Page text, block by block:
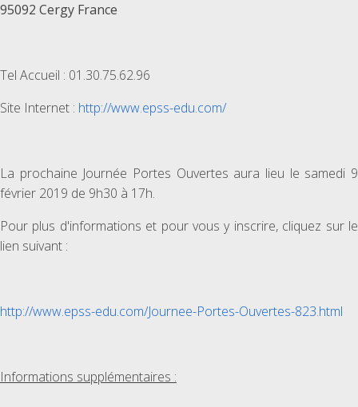
95092 Cergy France
Tel Accueil : 01.30.75.62.96
Site Internet : http://www.epss-edu.com/
La prochaine Journée Portes Ouvertes aura lieu le samedi 9
février 2019 de 9h30 à 17h.
Pour plus d'informations et pour vous y inscrire, cliquez sur le
lien suivant :
http://www.epss-edu.com/Journee-Portes-Ouvertes-823.html
Informations supplémentaires :